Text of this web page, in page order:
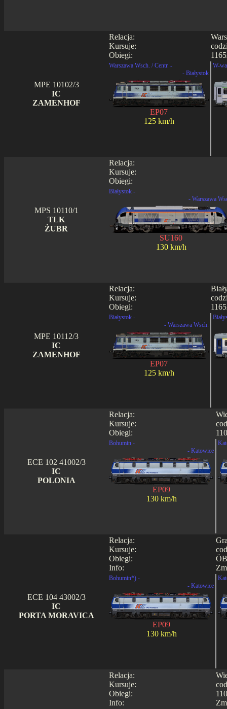
Relacja:
Kursuje:
Obiegi:
MPE 10102/3
IC
ZAMENHOF
Warszawa Wsch. / Centr. -
- Białystok
EP07
125 km/h
W-
Relacja:
Kursuje:
Obiegi:
MPS 10110/1
TLK
ŻUBR
Białystok -
- Warszawa
SU160
130 km/h
Relacja:
Kursuje:
Obiegi:
MPE 10112/3
IC
ZAMENHOF
Białystok -
- Warszawa Wsch.
EP07
125 km/h
Relacja:
Kursuje:
Obiegi:
ECE 102 41002/3
IC
POLONIA
Bohumin -
- Katowice
EP09
130 km/h
Relacja:
Kursuje:
Obiegi:
Info:
ECE 104 43002/3
IC
PORTA MORAVICA
Bohumin*) -
- Katowice
EP09
130 km/h
Relacja:
Kursuje:
Obiegi:
Info: